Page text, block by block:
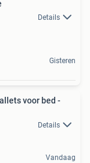
Details
Gisteren
voor bed -
Details
Vandaag